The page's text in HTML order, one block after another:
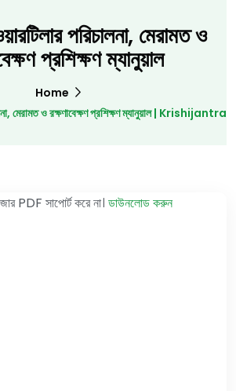
পরিচালনা, মেরামত ও
প্রশিক্ষণ ম্যানুয়াল
Home
মেরামত ও রক্ষণাবেক্ষণ প্রশিক্ষণ ম্যানুয়াল | Krishijantra
PDF সাপোর্ট করে না। ডাউনলোড করুন